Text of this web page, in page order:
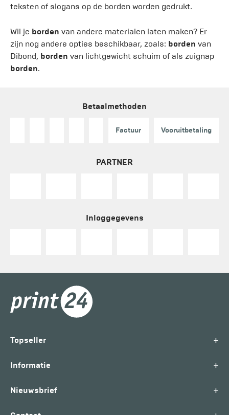
teksten of slogans op de borden worden gedrukt.
Wil je borden van andere materialen laten maken? Er
zijn nog andere opties beschikbaar, zoals: borden van
Dibond, borden van lichtgewicht schuim of als zuignap
borden.
Betaalmethoden
Factuur Vooruitbetaling
PARTNER
Inloggegevens
Topseller +
Informatie +
Nieuwsbrief +